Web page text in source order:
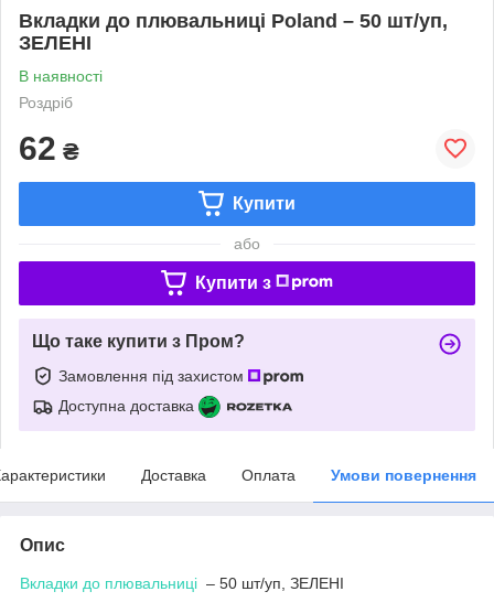
Вкладки до плювальниці Poland – 50 шт/уп,
ЗЕЛЕНІ
В наявності
Роздріб
62 ₴
Купити
або
Купити з
Що таке купити з Пром?
Замовлення під захистом
Доступна доставка
Доставка Оплата Умови повернення
Опис
Вкладки до плювальниці – 50 шт/уп, ЗЕЛЕНІ